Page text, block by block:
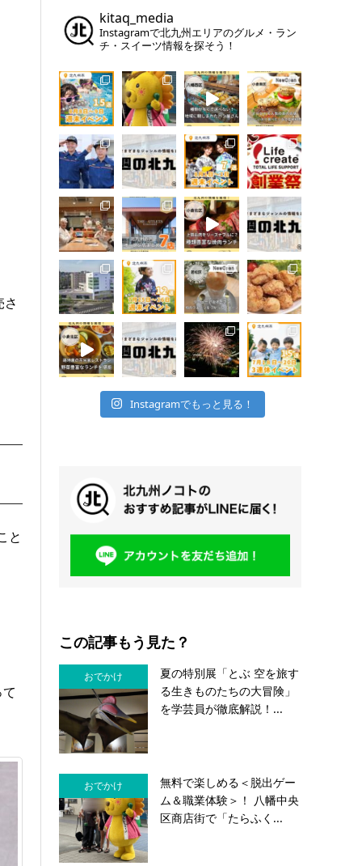
と
kitaq_media
Instagramで北九州エリアのグルメ・ラン
チ・スイーツ情報を探そう！
Instagramでもっと見る！
この記事もう見た？
おでかけ
夏の特別展「とぶ 空を旅す
る生きものたちの大冒険」
を学芸員が徹底解説！...
おでかけ
無料で楽しめる＜脱出ゲー
ム＆職業体験＞！ 八幡中央
区商店街で「たらふく...